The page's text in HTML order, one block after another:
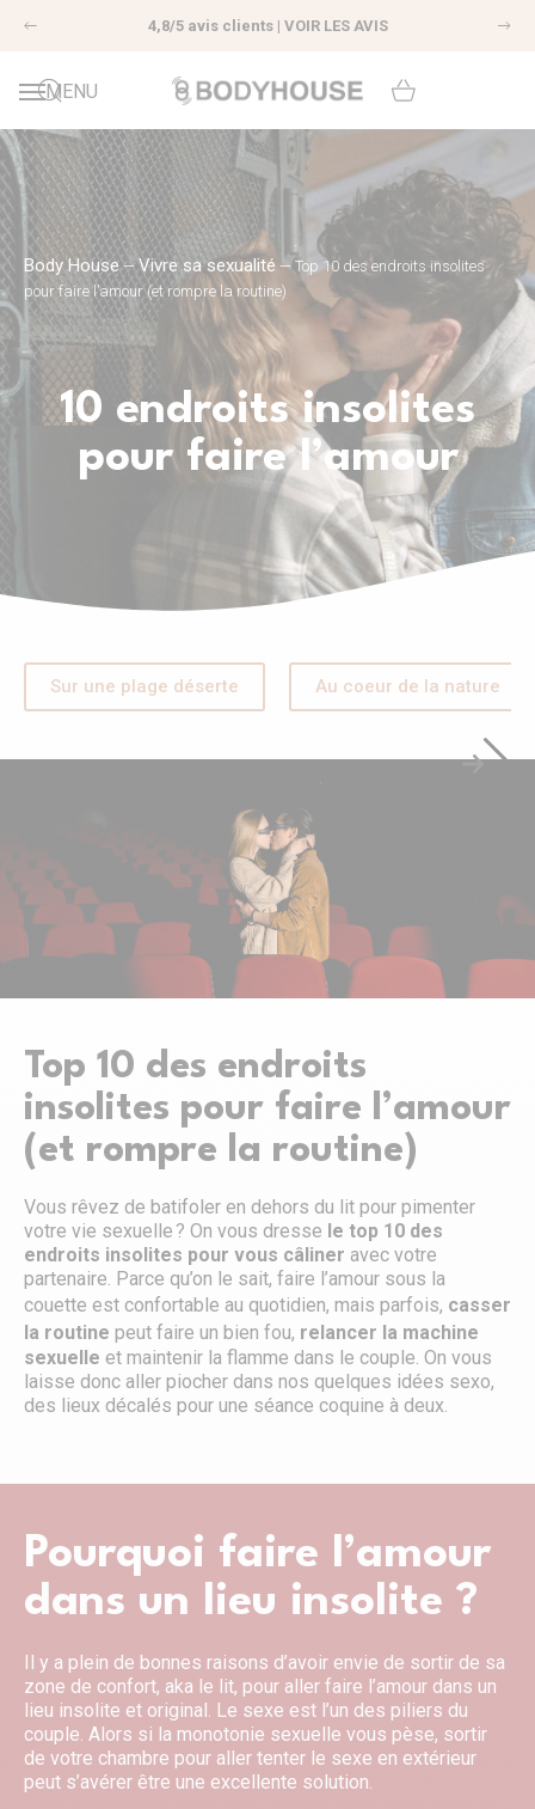
Livraison offerte dès 29€ d’achat
4,8/5 avis clients | VOIR LES AVIS
MENU
Body House— Vivre sa sexualité — Top 10 des endroits insolites
pour faire l’amour (et rompre la routine)
10 endroits insolites
pour faire l’amour
Sur une plage déserte Au coeur de la nature
Top 10 des endroits
insolites pour faire l’amour
(et rompre la routine)
Vous rêvez de batifoler en dehors du lit pour pimenter
votre vie sexuelle ? On vous dresse le top 10 des
endroits insolites pour vous câliner avec votre
partenaire. Parce qu’on le sait, faire l’amour sous la
couette est confortable au quotidien, mais parfois, casser
la routine peut faire un bien fou, relancer la machine
sexuelle et maintenir la flamme dans le couple. On vous
laisse donc aller piocher dans nos quelques idées sexo,
des lieux décalés pour une séance coquine à deux.
Pourquoi faire l’amour
dans un lieu insolite ?
Il y a plein de bonnes raisons d’avoir envie de sortir de sa
zone de confort, aka le lit, pour aller faire l’amour dans un
lieu insolite et original. Le sexe est l’un des piliers du
couple. Alors si la monotonie sexuelle vous pèse, sortir
de votre chambre pour aller tenter le sexe en extérieur
peut s’avérer être une excellente solution.